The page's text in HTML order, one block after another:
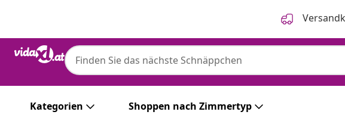
Kategorien Shoppen nach Zimmertyp